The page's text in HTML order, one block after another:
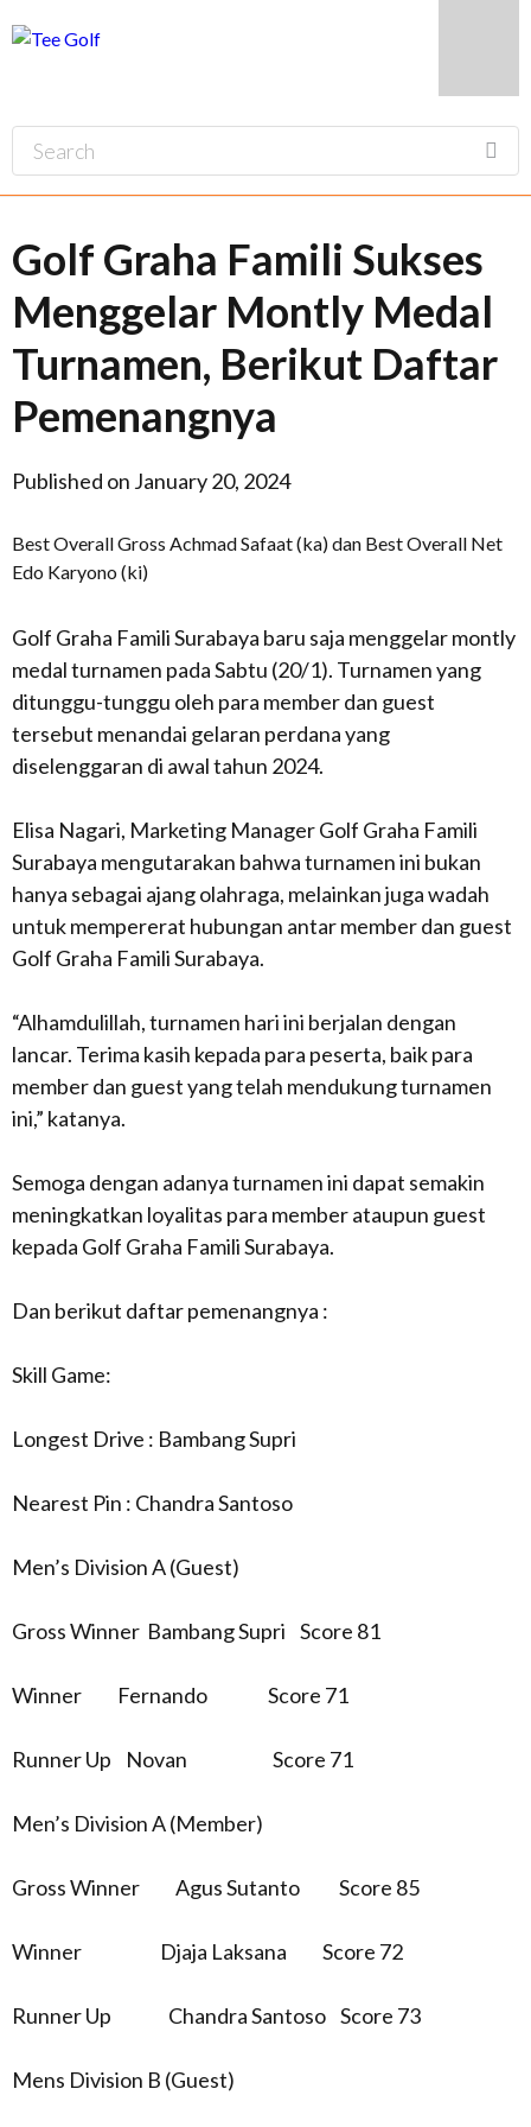
Golf Graha Famili Sukses
Menggelar Montly Medal
Turnamen, Berikut Daftar
Pemenangnya
Published on January 20, 2024
Best Overall Gross Achmad Safaat (ka) dan Best Overall Net
Edo Karyono (ki)
Golf Graha Famili Surabaya baru saja menggelar montly
medal turnamen pada Sabtu (20/1). Turnamen yang
ditunggu-tunggu oleh para member dan guest
tersebut menandai gelaran perdana yang
diselenggaran di awal tahun 2024.
Elisa Nagari, Marketing Manager Golf Graha Famili
Surabaya mengutarakan bahwa turnamen ini bukan
hanya sebagai ajang olahraga, melainkan juga wadah
untuk mempererat hubungan antar member dan guest
Golf Graha Famili Surabaya.
“Alhamdulillah, turnamen hari ini berjalan dengan
lancar. Terima kasih kepada para peserta, baik para
member dan guest yang telah mendukung turnamen
ini,” katanya.
Semoga dengan adanya turnamen ini dapat semakin
meningkatkan loyalitas para member ataupun guest
kepada Golf Graha Famili Surabaya.
Dan berikut daftar pemenangnya :
Skill Game:
Longest Drive : Bambang Supri
Nearest Pin : Chandra Santoso
Men’s Division A (Guest)
Gross Winner Bambang Supri Score 81
Winner Fernando Score 71
Runner Up Novan Score 71
Men’s Division A (Member)
Gross Winner Agus Sutanto Score 85
Winner Djaja Laksana Score 72
Runner Up Chandra Santoso Score 73
Mens Division B (Guest)